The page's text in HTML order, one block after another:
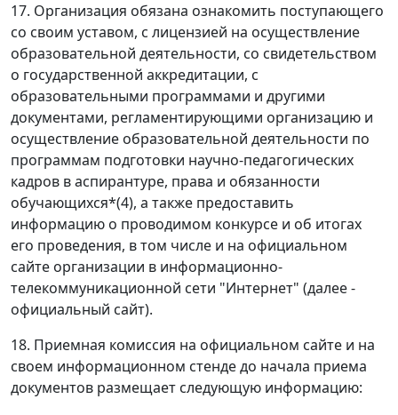
17. Организация обязана ознакомить поступающего
со своим уставом, с лицензией на осуществление
образовательной деятельности, со свидетельством
о государственной аккредитации, с
образовательными программами и другими
документами, регламентирующими организацию и
осуществление образовательной деятельности по
программам подготовки научно-педагогических
кадров в аспирантуре, права и обязанности
обучающихся*(4), а также предоставить
информацию о проводимом конкурсе и об итогах
его проведения, в том числе и на официальном
сайте организации в информационно-
телекоммуникационной сети "Интернет" (далее -
официальный сайт).
18. Приемная комиссия на официальном сайте и на
своем информационном стенде до начала приема
документов размещает следующую информацию: